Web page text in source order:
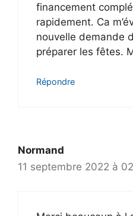
financement
rapidement. Ca
nouvelle demande
préparer les fêtes.
Répondre
Normand
11 septembre 2022 à